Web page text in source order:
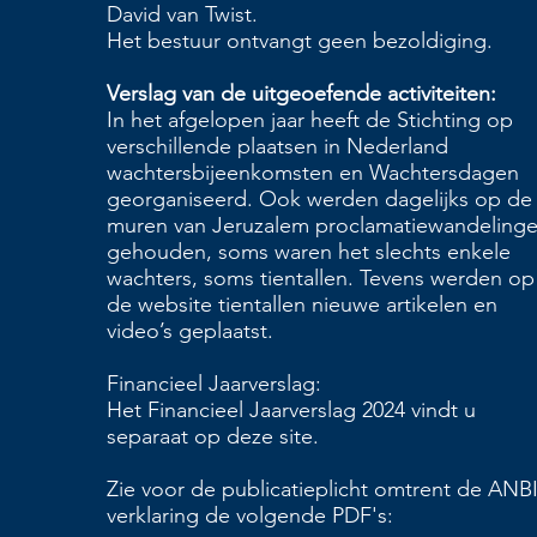
David van Twist.
Het bestuur ontvangt geen bezoldiging.
Verslag van de uitgeoefende activiteiten:
In het afgelopen jaar heeft de Stichting op
verschillende plaatsen in Nederland
wachtersbijeenkomsten en Wachtersdagen
georganiseerd. Ook werden dagelijks op de
muren van Jeruzalem
gehouden, soms waren het slechts enkele
wachters, soms tientallen. Tevens werden op
de website tientallen nieuwe artikelen en
video’s geplaatst.
Financieel Jaarverslag:
Het Financieel Jaarverslag 2024 vindt u
separaat op deze site.
Zie voor de publicatieplicht omtrent de
verklaring de volgende PDF's: